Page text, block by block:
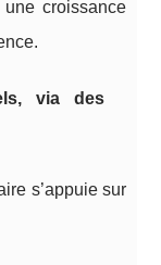
croissance
via des
s’appuie sur